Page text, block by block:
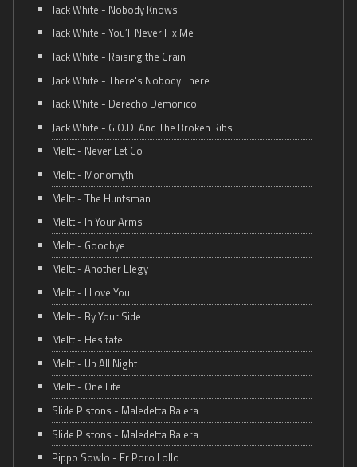
Jack White - Nobody Knows
Jack White - You’ll Never Fix Me
Jack White - Raising the Grain
Jack White - There's Nobody There
Jack White - Derecho Demonico
Jack White - G.O.D. And The Broken Ribs
Meltt - Never Let Go
Meltt - Monomyth
Meltt - The Huntsman
Meltt - In Your Arms
Meltt - Goodbye
Meltt - Another Elegy
Meltt - I Love You
Meltt - By Your Side
Meltt - Hesitate
Meltt - Up All Night
Meltt - One Life
Slide Pistons - Maledetta Balera
Slide Pistons - Maledetta Balera
Pippo Sowlo - Er Poro Lollo